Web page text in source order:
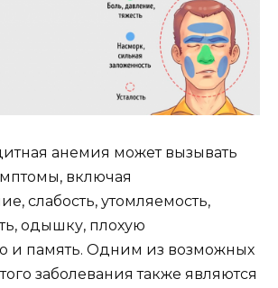
анемия может вызывать
включая
слабость, утомляемость,
одышку, плохую
и память. Одним из возможных
заболевания также являются